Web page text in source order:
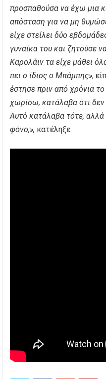
προσπαθούσα να έχω μια
απόσταση για να μη
είχε στείλει δύο
γυναίκα του και ζητούσε
Καρολάιν τα είχε μάθει
πει ο ίδιος ο Μπάμπης»,
έστησε πριν από χρόνια
χωρίσω, κατάλαβα ότι δεν
Αυτό κατάλαβα τότε, αλλά
φόνο;», κατέληξε.